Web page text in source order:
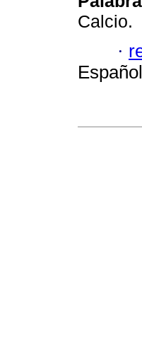
Calcio.
·